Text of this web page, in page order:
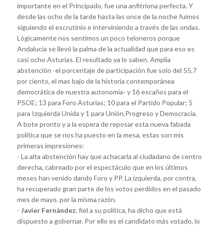
importante en el Principado, fue una anfitriona perfecta. Y
desde las ocho de la tarde hasta las once de la noche fuimos
siguiendo el escrutinio e interviniendo a través de las ondas.
Lógicamente nos sentimos un poco teloneros porque
Andalucía se llevó la palma de la actualidad que para eso es
casi ocho Asturias. El resultado ya lo saben. Amplia
abstención -el porcentaje de participación fue solo del 55,7
por ciento, el mas bajo de la historia contemporánea
democrática de nuestra autonomía- y 16 escaños para el
PSOE; 13 para Foro Asturias; 10 para el Partido Popular; 5
para Izquierda Unida y 1 para Unión,Progreso y Democracia.
A bote pronto y a la espera de reposar esta nueva fabada
política que se nos ha puesto en la mesa, estas son mis
primeras impresiones:
- La alta abstención hay que achacarla al ciudadano de centro
derecha, cabreado por el espectáculo que en los últimos
meses han venido dando Foro y PP. La izquierda, por contra,
ha recuperado gran parte de los votos perdidos en el pasado
mes de mayo. por la misma razón.
- Javier Fernández, fiel a su política, ha dicho que está
dispuesto a gobernar. Por ello es el candidato más votado, lo